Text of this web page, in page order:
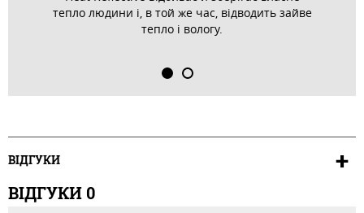
тепло людини і, в той же час, відводить зайве
тепло і вологу.
ВІДГУКИ
ВІДГУКИ 0